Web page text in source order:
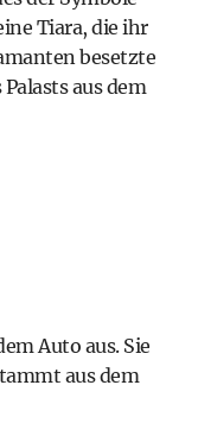
Tiara, die ihr
besetzte
aus dem
Auto aus. Sie
aus dem